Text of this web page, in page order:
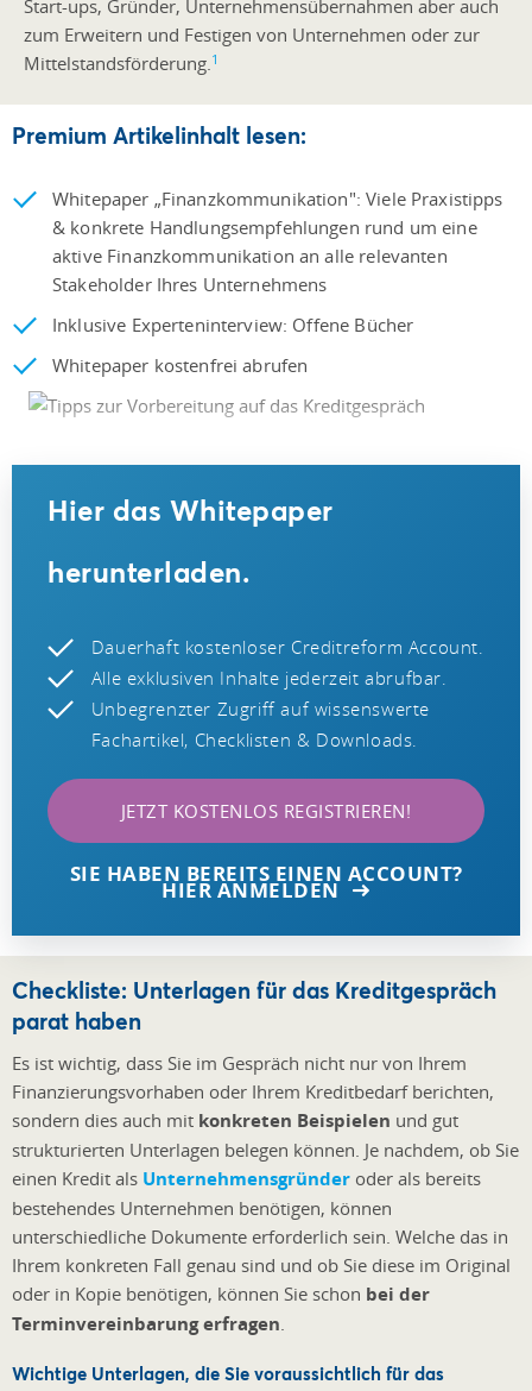
Start-ups, Gründer, Unternehmensübernahmen aber auch
zum Erweitern und Festigen von Unternehmen oder zur
Mittelstandsförderung.1
Premium Artikelinhalt lesen:
Whitepaper „Finanzkommunikation": Viele Praxistipps
& konkrete Handlungsempfehlungen rund um eine
aktive Finanzkommunikation an alle relevanten
Stakeholder Ihres Unternehmens
Inklusive Experteninterview: Offene Bücher
Whitepaper kostenfrei abrufen
Hier das Whitepaper
herunterladen.
Dauerhaft kostenloser Creditreform Account.
Alle exklusiven Inhalte jederzeit abrufbar.
Unbegrenzter Zugriff auf wissenswerte
Fachartikel, Checklisten & Downloads.
JETZT KOSTENLOS REGISTRIEREN!
SIE HABEN BEREITS EINEN ACCOUNT?
HIER ANMELDEN
Checkliste: Unterlagen für das Kreditgespräch
parat haben
Es ist wichtig, dass Sie im Gespräch nicht nur von Ihrem
Finanzierungsvorhaben oder Ihrem Kreditbedarf berichten,
sondern dies auch mit konkreten Beispielen und gut
strukturierten Unterlagen belegen können. Je nachdem, ob Sie
einen Kredit als Unternehmensgründer oder als bereits
bestehendes Unternehmen benötigen, können
unterschiedliche Dokumente erforderlich sein. Welche das in
Ihrem konkreten Fall genau sind und ob Sie diese im Original
oder in Kopie benötigen, können Sie schon bei der
Terminvereinbarung erfragen.
Wichtige Unterlagen, die Sie voraussichtlich für das